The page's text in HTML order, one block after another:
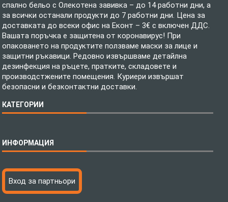
спално бельо с Олекотена завивка – до 14 работни дни, а
за всички останали продукти до 7 работни дни. Цена за
доставката до всеки офис на Еконт – 3€ с включен ДДС.
Вашата поръчка е защитена от коронавирус! При
опаковането на продуктите ползваме маски за лице и
защитни ръкавици. Редовно извършваме детайлна
дезинфекция на ръцете, пратките, складовете и
производстжените помещения. Куриери извършат
безопасни и безконтактни доставки.
КАТЕГОРИИ
Бебешки спални комплекти
Тениски с пълноцветен печат
Хавлиени кърпи
ИНФОРМАЦИЯ
Технология на печатане
Файлове за печат
Вход за партньори